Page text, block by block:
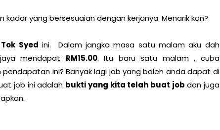
yang bersesuaian dengan kerjanya. Menarik kan?
Syed ini. Dalam jangka masa satu malam aku dah
mendapat RM15.00. Itu baru satu malam , cuba
ini? Banyak lagi job yang boleh anda dapat di
job ini adalah bukti yang kita telah buat job dan juga